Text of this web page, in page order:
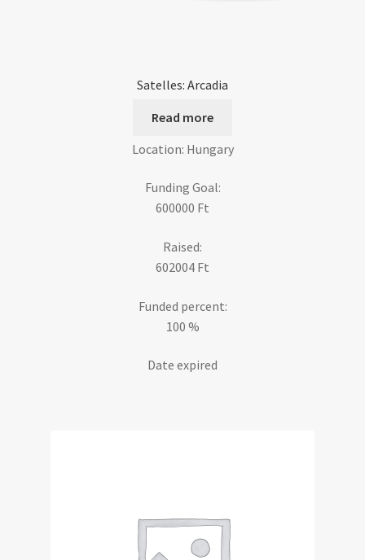
Satelles: Arcadia
Read more
Location: Hungary
Funding Goal:
600000 Ft
Raised:
602004 Ft
Funded percent:
100 %
Date expired